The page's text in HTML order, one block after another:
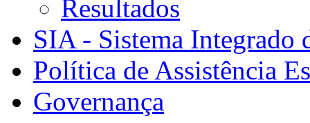
Resultados
SIA - Sistema Integrado
Política de Assistência
Governança